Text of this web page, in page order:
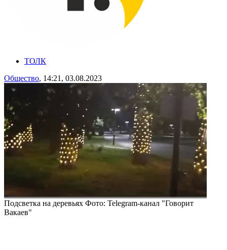
ТОЛК
Общество, 14:21, 03.08.2023
Подсветка на деревьях Фото: Telegram-канал "Говорит
Вакаев"